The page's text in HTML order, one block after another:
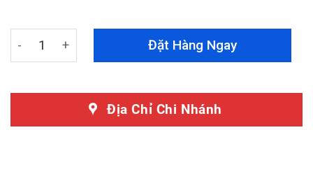
Dán PPF Mazda CX5 2024 Chính Hãng Xpro - Bảo Vệ
Đặt Hàng Ngay
Địa Chỉ Chi Nhánh